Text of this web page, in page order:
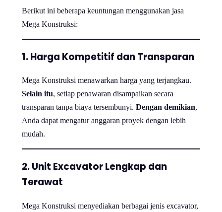
Berikut ini beberapa keuntungan menggunakan jasa
Mega Konstruksi:
1. Harga Kompetitif dan Transparan
Mega Konstruksi menawarkan harga yang terjangkau.
Selain itu, setiap penawaran disampaikan secara
transparan tanpa biaya tersembunyi. Dengan demikian,
Anda dapat mengatur anggaran proyek dengan lebih
mudah.
2. Unit Excavator Lengkap dan
Terawat
Mega Konstruksi menyediakan berbagai jenis excavator,